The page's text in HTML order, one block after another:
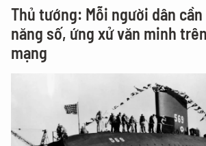
Thủ tướng: Mỗi người dân
năng số, ứng xử văn minh
mạng